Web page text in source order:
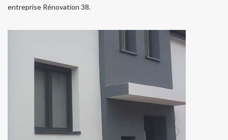
entreprise Rénovation 38.